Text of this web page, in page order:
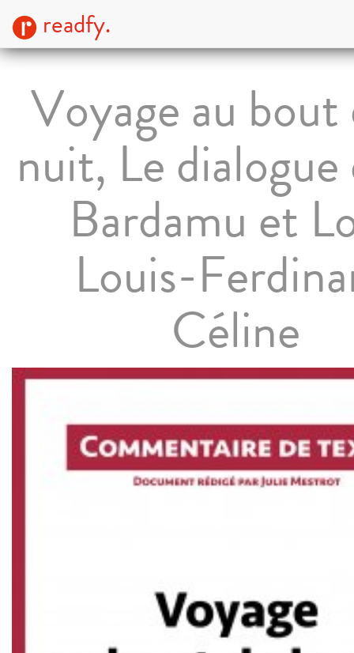
readfy.
Voyage au bout
nuit, Le
Bardamu et
Louis-
Céline